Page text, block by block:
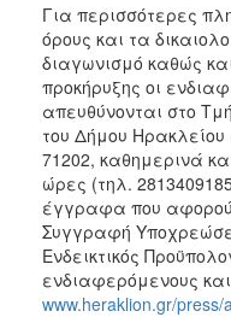
Για περισσότερες
όρους και τα
διαγωνισμό καθώς
προκήρυξης οι
απευθύνονται στο
του Δήμου
71202, καθημερινά
ώρες (τηλ.
έγγραφα που
Συγγραφή
Ενδεικτικός
ενδιαφερόμενους
www.heraklion.gr/press/